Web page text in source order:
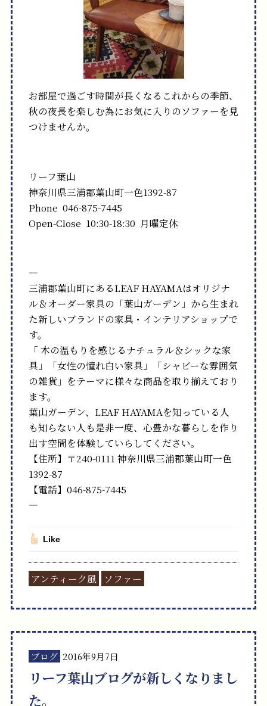
お部屋で過ごす時間が長くなるこれからの季節、
秋の夜長を楽しむ為にお気に入りのソファーを見
つけませんか。
リーフ葉山
神奈川県三浦郡葉山町一色1392-87
Phone 046-875-7445
Open-Close 10:30-18:30 月曜定休
—
三浦郡葉山町にあるLEAF HAYAMAはオリジナ
ル＆オーダー家具の「葉山ガーデン」から生まれ
た新しいブランドの家具・インテリアショップで
す。
「 木の温もりを感じるナチュラル＆シックな家
具」「女性の憧れ白い家具」「シャビーな雰囲気
の雑貨」をテーマに様々な商品を取り揃えており
ます。
葉山ガーデン、LEAF HAYAMAを知っている人
も知らない人も是非一度、心豊かな暮らしを作り
出す空間を体験していらしてください。
【住所】〒240-0111 神奈川県三浦郡葉山町一色
1392-87
【電話】046-875-7445
—
Like
アンティーク風 ソファー
ブログ 2016年9月7日
リーフ葉山ブログが新しくなりまし
た。